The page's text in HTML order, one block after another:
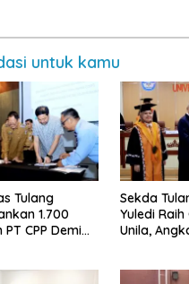
untuk kamu
Tulang
1.700
CPP Demi
Sekda
Yuledi
Unila,